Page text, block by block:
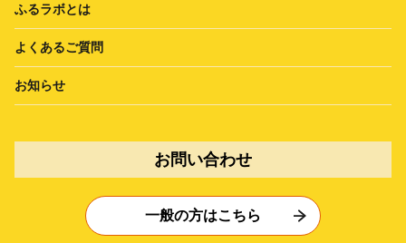
ふるラボとは
よくあるご質問
お知らせ
お問い合わせ
一般の方はこちら